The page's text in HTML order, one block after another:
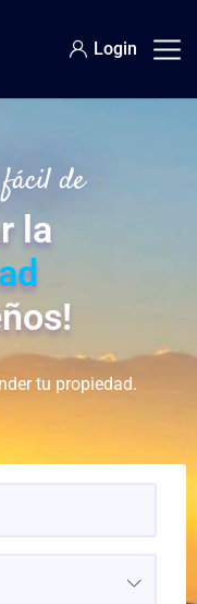
Login
de
la
tu propiedad.